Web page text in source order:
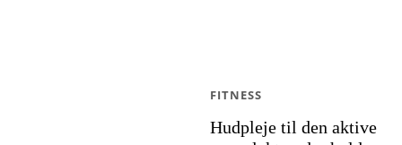
Hudpleje til den aktive
FITNESS